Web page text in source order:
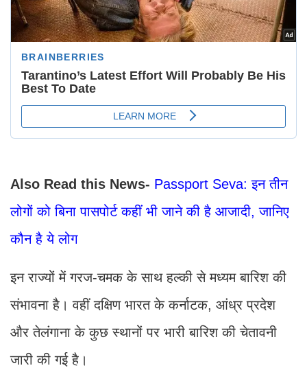
Also Read this News- Passport Seva: इन तीन
लोगों को बिना पासपोर्ट कहीं भी जाने की है आजादी, जानिए
कौन है ये लोग
इन राज्यों में गरज-चमक के साथ हल्की से मध्यम बारिश की
संभावना है। वहीं दक्षिण भारत के कर्नाटक, आंध्र प्रदेश
और तेलंगाना के कुछ स्थानों पर भारी बारिश की चेतावनी
जारी की गई है।